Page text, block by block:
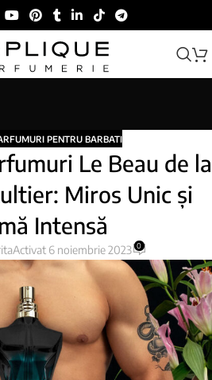
PENTRU BARBATI
Le Beau de la
Miros Unic și
Intensă
Activat 6 noiembrie 2023 0